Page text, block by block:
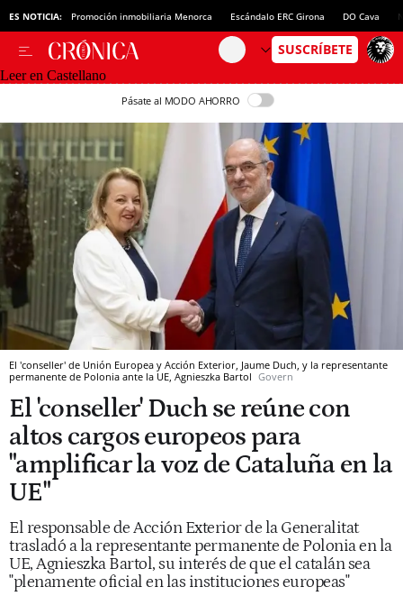
ES NOTICIA: Promoción inmobiliaria Menorca Escándalo ERC Girona DO Cava
Leer en Castellano
Pásate al MODO AHORRO
El 'conseller' de Unión Europea y Acción Exterior, Jaume Duch, y la representante
permanente de Polonia ante la UE, Agnieszka Bartol Govern
El 'conseller' Duch se reúne con
altos cargos europeos para
"amplificar la voz de Cataluña en la
UE"
El responsable de Acción Exterior de la Generalitat
trasladó a la representante permanente de Polonia en la
UE, Agnieszka Bartol, su interés de que el catalán sea
"plenamente oficial en las instituciones europeas"